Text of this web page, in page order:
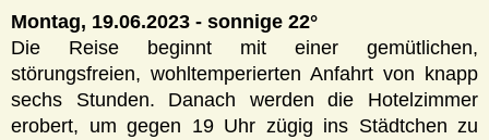
Montag, 19.06.2023 - sonnige 22°
Die Reise beginnt mit einer gemütlichen,
störungsfreien, wohltemperierten Anfahrt von knapp
sechs Stunden. Danach werden die Hotelzimmer
erobert, um gegen 19 Uhr zügig ins Städtchen zu